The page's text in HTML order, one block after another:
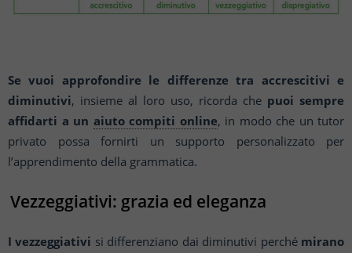
Se vuoi approfondire le differenze tra accrescitivi e
diminutivi, insieme al loro uso, ricorda che puoi sempre
affidarti a un aiuto compiti online, in modo che un tutor
privato possa fornirti un supporto personalizzato per
l’apprendimento della grammatica.
Vezzeggiativi: grazia ed eleganza
I vezzeggiativi si differenziano dai diminutivi perché mirano